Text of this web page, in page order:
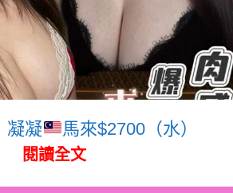
凝凝 馬來$2700（水）
閱讀全文